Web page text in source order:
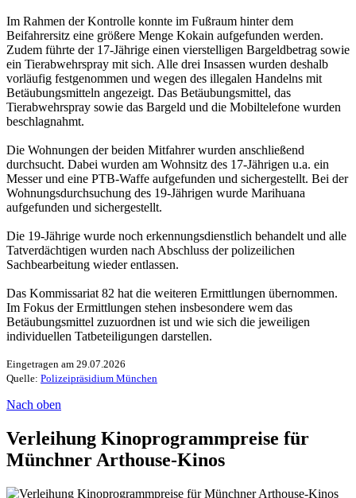
Im Rahmen der Kontrolle konnte im Fußraum hinter dem
Beifahrersitz eine größere Menge Kokain aufgefunden werden.
Zudem führte der 17-Jährige einen vierstelligen Bargeldbetrag sowie
ein Tierabwehrspray mit sich. Alle drei Insassen wurden deshalb
vorläufig festgenommen und wegen des illegalen Handelns mit
Betäubungsmitteln angezeigt. Das Betäubungsmittel, das
Tierabwehrspray sowie das Bargeld und die Mobiltelefone wurden
beschlagnahmt.
Die Wohnungen der beiden Mitfahrer wurden anschließend
durchsucht. Dabei wurden am Wohnsitz des 17-Jährigen u.a. ein
Messer und eine PTB-Waffe aufgefunden und sichergestellt. Bei der
Wohnungsdurchsuchung des 19-Jährigen wurde Marihuana
aufgefunden und sichergestellt.
Die 19-Jährige wurde noch erkennungsdienstlich behandelt und alle
Tatverdächtigen wurden nach Abschluss der polizeilichen
Sachbearbeitung wieder entlassen.
Das Kommissariat 82 hat die weiteren Ermittlungen übernommen.
Im Fokus der Ermittlungen stehen insbesondere wem das
Betäubungsmittel zuzuordnen ist und wie sich die jeweiligen
individuellen Tatbeteiligungen darstellen.
Eingetragen am 29.07.2026
Quelle: Polizeipräsidium München
Nach oben
Verleihung Kinoprogrammpreise für
Münchner Arthouse-Kinos